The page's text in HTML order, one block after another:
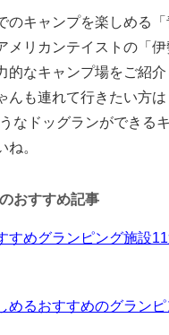
のキャンプを楽しめる
メリカンテイストの「
的なキャンプ場をご紹介
んも連れて行きたい方
なドッグランができる
ね。
おすすめ記事
すめグランピング施設
めるおすすめのグラン